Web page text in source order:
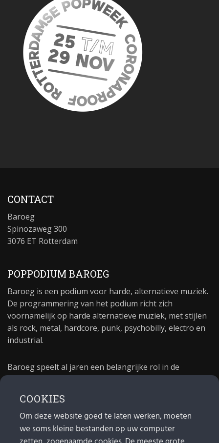
CONTACT
Baroeg
Spinozaweg 300
3076 ET Rotterdam
POPPODIUM BAROEG
Baroeg is een podium voor harde, alternatieve muziek.
De programmering van het podium richt zich
voornamelijk op harde alternatieve muziek, met stijlen
als rock, metal, hardcore, punk, psychobilly, electro en
industrial.
Baroeg speelt al jaren een belangrijke rol in de
poppodium 40 jaar.
MAIL
COOKIES
Om deze website goed te laten werken, moeten
we soms kleine bestanden op uw computer